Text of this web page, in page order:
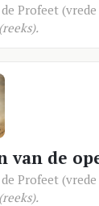
Profeet
van de
Profeet